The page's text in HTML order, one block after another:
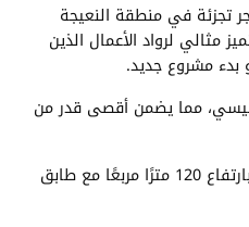
تجزئة في منطقة النعيجة
مثالي لرواد الأعمال الذين
بدء مشروع جديد.
مما يضمن أقصى قدر من
المساحة: مساحة سطح واسعة بارتفاع 120 مترًا مربعًا مع طابق